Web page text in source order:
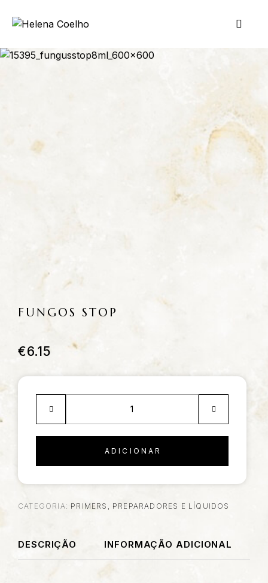
FUNGOS STOP
€6.15
ADICIONAR
CATEGORIA: PRIMERS, PREPARADORES E LÍQUIDOS
DESCRIÇÃO INFORMAÇÃO ADICIONAL